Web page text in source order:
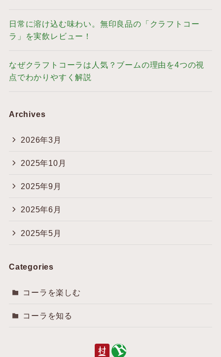
日常に溶け込む味わい。無印良品の「クラフトコー
ラ」を実飲レビュー！
なぜクラフトコーラは人気？ブームの理由を4つの視
点でわかりやすく解説
Archives
2026年3月
2025年10月
2025年9月
2025年6月
2025年5月
Categories
コーラを楽しむ
コーラを知る